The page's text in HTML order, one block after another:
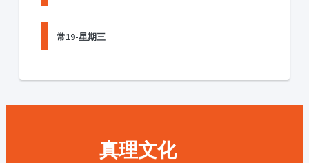
常19-星期三
真理文化